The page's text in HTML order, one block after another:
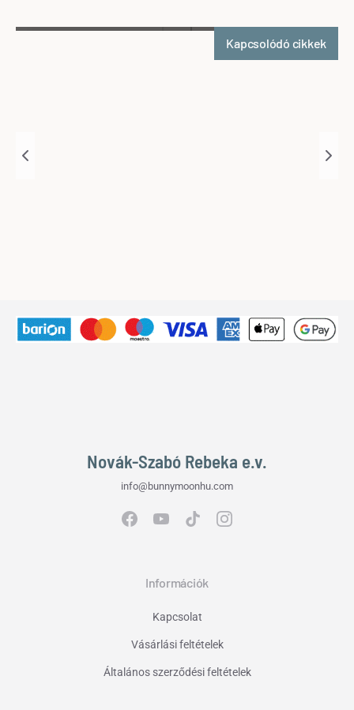
Kapcsolódó cikkek
Novák-Szabó Rebeka e.v.
info@bunnymoonhu.com
Információk
Kapcsolat
Vásárlási feltételek
Általános szerződési feltételek